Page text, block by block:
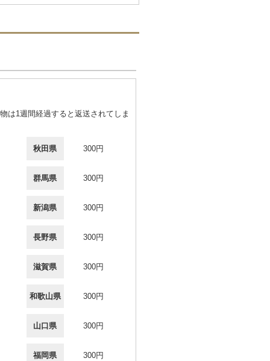
は1週間経過すると返送されてしま
秋田県 300円
群馬県 300円
新潟県 300円
長野県 300円
滋賀県 300円
和歌山県 300円
山口県 300円
福岡県 300円